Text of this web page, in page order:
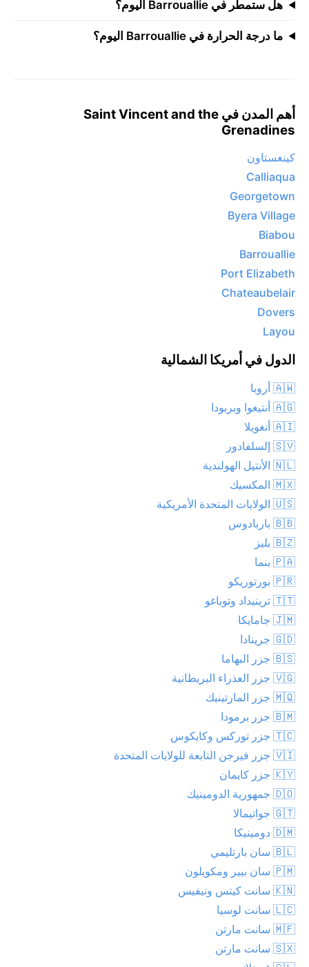
هل ستمطر في Barrouallie اليوم؟
ما درجة الحرارة في Barrouallie اليوم؟
أهم المدن في Saint Vincent and the
Grenadines
كينغستاون
Calliaqua
Georgetown
Byera Village
Biabou
Barrouallie
Port Elizabeth
Chateaubelair
Dovers
Layou
الدول في أمريكا الشمالية
🇦🇼 أروبا
🇦🇬 أنتيغوا وبربودا
🇦🇮 أنغويلا
🇸🇻 إلسلفادور
🇳🇱 الأنتيل الهولندية
🇲🇽 المكسيك
🇺🇸 الولايات المتحدة الأمريكية
🇧🇧 باربادوس
🇧🇿 بليز
🇵🇦 بنما
🇵🇷 بورتوريكو
🇹🇹 ترينيداد وتوباغو
🇯🇲 جامايكا
🇬🇩 جرينادا
🇧🇸 جزر البهاما
🇻🇬 جزر العذراء البريطانية
🇲🇶 جزر المارتينيك
🇧🇲 جزر برمودا
🇹🇨 جزر توركس وكايكوس
🇻🇮 جزر فيرجن التابعة للولايات المتحدة
🇰🇾 جزر كايمان
🇩🇴 جمهورية الدومينيك
🇬🇹 جواتيمالا
🇩🇲 دومينيكا
🇧🇱 سان بارتليمي
🇵🇲 سان بيير ومكويلون
🇰🇳 سانت كيتس ونيفيس
🇱🇨 سانت لوسيا
🇲🇫 سانت مارتن
🇸🇽 سانت مارتن